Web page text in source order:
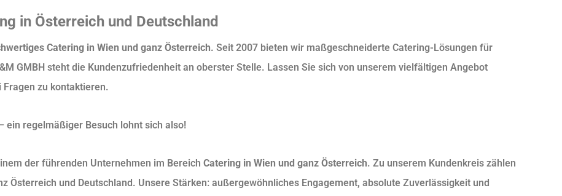
in Österreich und Deutschland
Catering in Wien und ganz Österreich. Seit 2007 bieten wir maßgeschneiderte Catering-Lösungen für
GMBH steht die Kundenzufriedenheit an oberster Stelle. Lassen Sie sich von unserem vielfältigen Angebot
zu kontaktieren.
ein regelmäßiger Besuch lohnt sich also!
der führenden Unternehmen im BereichCatering in Wien und ganz Österreich. Zu unserem Kundenkreis zählen
Österreich und Deutschland. Unsere Stärken: außergewöhnliches Engagement, absolute Zuverlässigkeit und